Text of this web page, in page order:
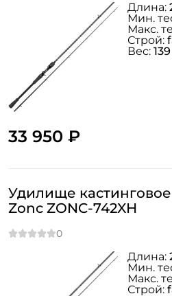
33 950 ₽
Длина:
Мин.
Макс.
Строй:
Вес:
Удилище
Zonc ZONC-742XH
Длина:
Мин.
Макс.
Строй:
Создать аккаунт